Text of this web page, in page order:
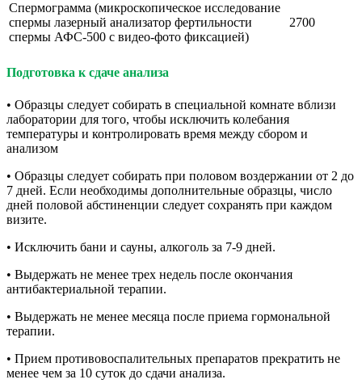
Спермограмма (микроскопическое исследование
спермы лазерный анализатор фертильности
спермы АФС-500 с видео-фото фиксацией)
2700
Подготовка к сдаче анализа
• Образцы следует собирать в специальной комнате вблизи
лаборатории для того, чтобы исключить колебания
температуры и контролировать время между сбором и
анализом
• Образцы следует собирать при половом воздержании от 2 до
7 дней. Если необходимы дополнительные образцы, число
дней половой абстиненции следует сохранять при каждом
визите.
• Исключить бани и сауны, алкоголь за 7-9 дней.
• Выдержать не менее трех недель после окончания
антибактериальной терапии.
• Выдержать не менее месяца после приема гормональной
терапии.
• Прием противовоспалительных препаратов прекратить не
менее чем за 10 суток до сдачи анализа.